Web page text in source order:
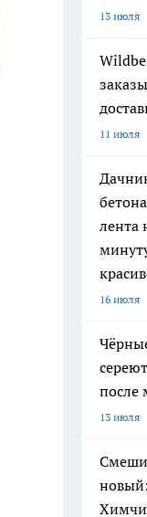
13 июля
11 июля
лента
16 июля
после
13 июля